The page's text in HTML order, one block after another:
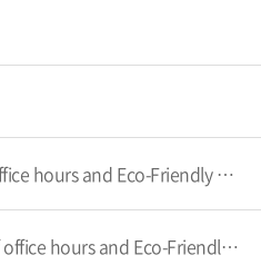
2024학년도 동계 글로벌입학팀 단축근무 및 집중휴무제 시행 안내/[2024 Winter]Change of office hours and Eco-Friendly Campus Week
2024학년도 하계 글로벌입학팀 단축근무 및 집중휴무제 시행 안내/[2024 Summer]Change of office hours and Eco-Friendly Campus Week